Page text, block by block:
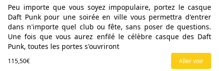
Peu importe que vous soyez impopulaire, portez le casque
Daft Punk pour une soirée en ville vous permettra d'entrer
dans n'importe quel club ou fête, sans poser de questions.
Une fois que vous aurez enfilé le célèbre casque des Daft
Punk, toutes les portes s'ouvriront
115,50€ Aller voir